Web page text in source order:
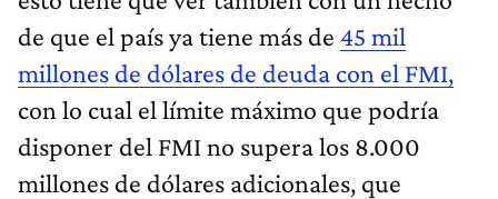
de que el país ya tiene más de 45 mil
millones de dólares de deuda con el FMI,
con lo cual el límite máximo que podría
disponer del FMI no supera los 8.000
millones de dólares adicionales, que